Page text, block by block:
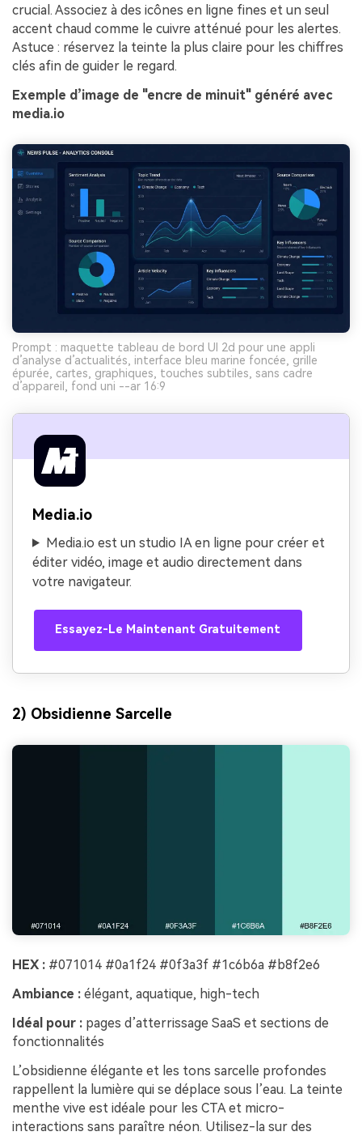
crucial. Associez à des icônes en ligne fines et un seul
accent chaud comme le cuivre atténué pour les alertes.
Astuce : réservez la teinte la plus claire pour les chiffres
clés afin de guider le regard.
Exemple d’image de "encre de minuit" généré avec
media.io
Prompt : maquette tableau de bord UI 2d pour une appli
d’analyse d’actualités, interface bleu marine foncée, grille
épurée, cartes, graphiques, touches subtiles, sans cadre
d’appareil, fond uni --ar 16:9
Media.io
Media.io est un studio IA en ligne pour créer et
éditer vidéo, image et audio directement dans
votre navigateur.
Essayez-Le Maintenant Gratuitement
2) Obsidienne Sarcelle
HEX : #071014 #0a1f24 #0f3a3f #1c6b6a #b8f2e6
Ambiance : élégant, aquatique, high-tech
Idéal pour : pages d’atterrissage SaaS et sections de
fonctionnalités
L’obsidienne élégante et les tons sarcelle profondes
rappellent la lumière qui se déplace sous l’eau. La teinte
menthe vive est idéale pour les CTA et micro-
interactions sans paraître néon. Utilisez-la sur des